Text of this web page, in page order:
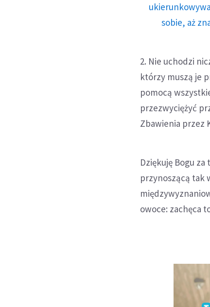
sobie, aż
2. Nie uchodzi
którzy muszą je
pomocą
przezwyciężyć
Zbawienia przez
Dziękuję Bogu
przynoszącą tak
owoce: zachęca